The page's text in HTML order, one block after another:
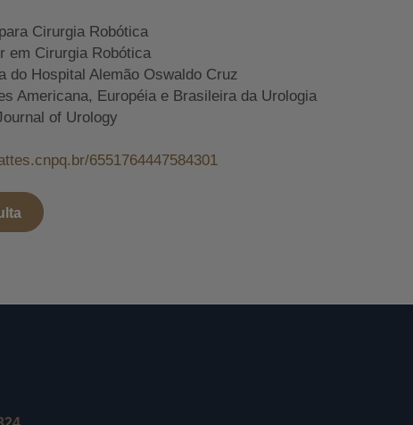
Cirurgia Robótica
em Cirurgia Robótica
do Hospital Alemão Oswaldo Cruz
Americana, Européia e Brasileira da Urologia
of Urology
6551764447584301